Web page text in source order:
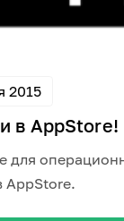
2015
в AppStore!
для
AppStore.